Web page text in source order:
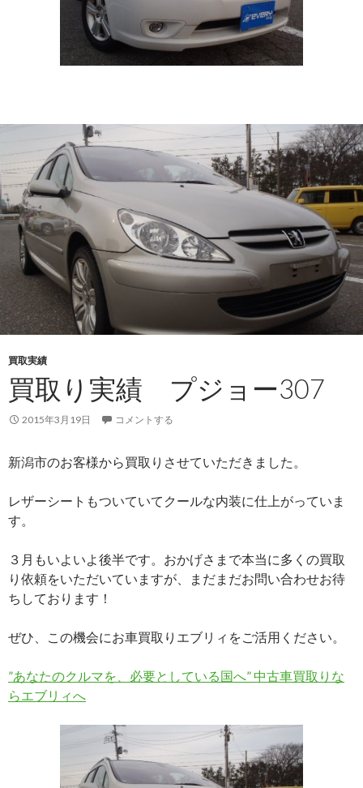
買取実績
買取り実績 プジョー307
2015年3月19日 コメントする
新潟市のお客様から買取りさせていただきました。
レザーシートもついていてクールな内装に仕上がっていま
す。
３月もいよいよ後半です。おかげさまで本当に多くの買取
り依頼をいただいていますが、まだまだお問い合わせお待
ちしております！
ぜひ、この機会にお車買取りエブリィをご活用ください。
”あなたのクルマを、必要としている国へ” 中古車買取りな
らエブリィへ